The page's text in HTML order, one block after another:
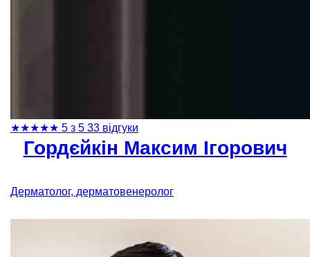
★★★★★ 5 з 5 33 відгуки
Гордєйкін Максим Ігорович
Дерматолог, дерматовенеролог